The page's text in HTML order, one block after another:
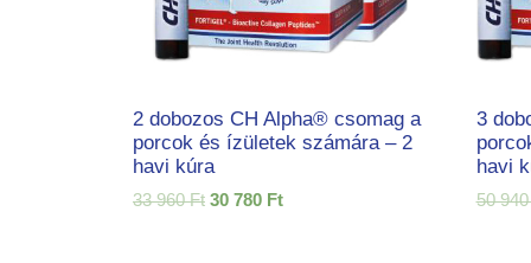
2 dobozos CH Alpha® csomag a
porcok és ízületek számára – 2
havi kúra
33 960Ft Original
30 780 FtCurrent
3
havi
50